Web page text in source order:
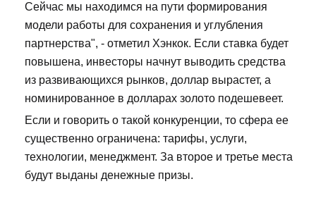
Сейчас мы находимся на пути формирования
модели работы для сохранения и углубления
партнерства", - отметил Хэнкок. Если ставка будет
повышена, инвесторы начнут выводить средства
из развивающихся рынков, доллар вырастет, а
номинированное в долларах золото подешевеет.
Если и говорить о такой конкуренции, то сфера ее
существенно ограничена: тарифы, услуги,
технологии, менеджмент. За второе и третье места
будут выданы денежные призы.